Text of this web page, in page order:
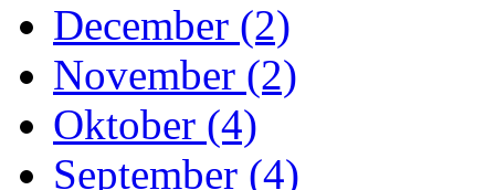
December (2)
November (2)
Oktober (4)
September (4)